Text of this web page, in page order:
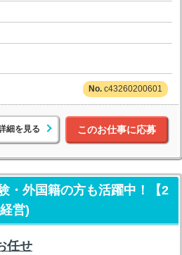
c43260200601
細を見る このお仕事に応募
・外国籍の方も活躍中！【2
営)
任せ